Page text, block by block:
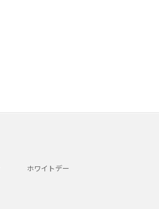
ホワイトデー